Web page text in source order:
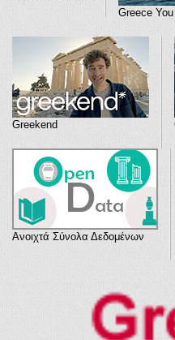
Greece
Greekend
Ανοιχτά Σύνολα Δεδομένων